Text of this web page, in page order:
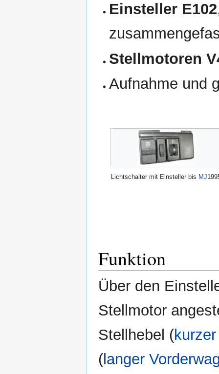
Einsteller E102
Stellmotoren
Aufnahme und
Lichtschalter mit Einsteller bis MJ
Funktion
Über den
Stellmotor
Stellhebel (
( langer